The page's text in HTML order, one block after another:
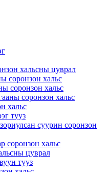
хальсны цуврал
соронзон хальс
соронзон хальс
соронзон хальс
хальс
тууз
суурин соронзон
соронзон хальс
цуврал
тууз